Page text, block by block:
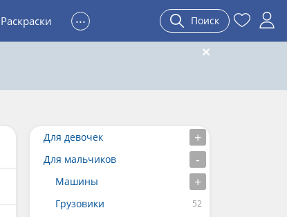
Раскраски ... Поиск
Для девочек
Для мальчиков
Машины
Грузовики